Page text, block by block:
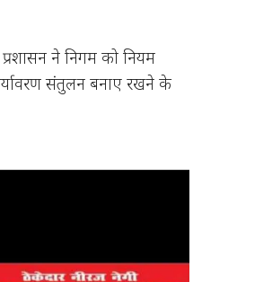
ने निगम को नियम
संतुलन बनाए रखने के